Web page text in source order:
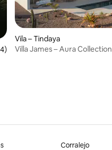
ocjena: 4,98/5, recenzija: 44
Vila – Tindaya
Villa James – Aura Collection
Corralejo